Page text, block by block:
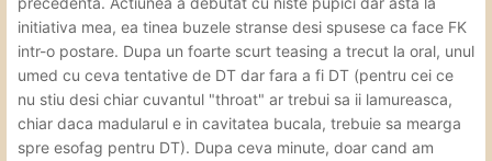
initiativa mea, ea tinea buzele stranse desi spusese ca face FK
intr-o postare. Dupa un foarte scurt teasing a trecut la oral, unul
umed cu ceva tentative de DT dar fara a fi DT (pentru cei ce
nu stiu desi chiar cuvantul "throat" ar trebui sa ii lamureasca,
chiar daca madularul e in cavitatea bucala, trebuie sa mearga
spre esofag pentru DT). Dupa ceva minute, doar cand am